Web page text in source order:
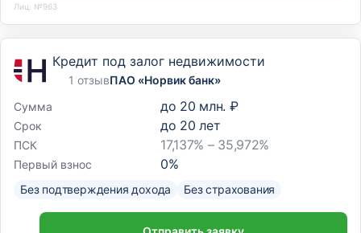
Лиц. №963
Кредит под залог недвижимости
1 отзывПАО «Норвик банк»
Сумма
до 20 млн. ₽
Срок до 20 лет
ПСК 17,137% – 35,972%
Первый взнос 0%
Без подтверждения дохода Без страхования